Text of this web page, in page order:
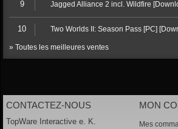
9 Jagged Alliance 2 incl. Wildfire
10 Two Worlds II: Season Pass [PC]
» Toutes les meilleures ventes
CONTACTEZ-NOUS
TopWare Interactive e. K.
MON
Mes